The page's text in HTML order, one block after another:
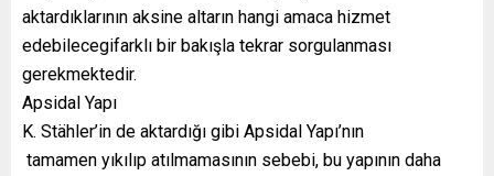
aktardıklarının aksine altarın hangi amaca hizmet
edebilecegifarklı bir bakışla tekrar sorgulanması
gerekmektedir.
Apsidal Yapı
K. Stähler’in de aktardığı gibi Apsidal Yapı’nın
tamamen yıkılıp atılmamasının sebebi, bu yapının daha